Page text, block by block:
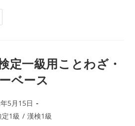
1
果
と
点
内
訳.
a
the
Kanji
Association
with
定一級用ことわざ・
ベース
5月15日
1級 / 漢検1級